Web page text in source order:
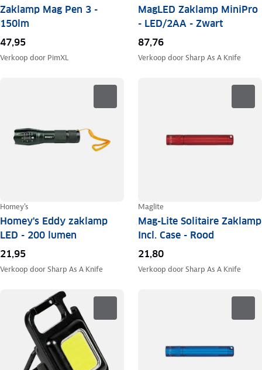
Zaklamp Mag Pen 3 -
150lm
47,95
Verkoop door PimXL
MagLED Zaklamp MiniPro
- LED/2AA - Zwart
87,76
Verkoop doorSharp As A Knife
Homey's
Homey's Eddy zaklamp
LED - 200 lumen
21,95
Verkoop doorSharp As A Knife
Maglite
Mag-Lite Solitaire Zaklamp
Incl. Case - Rood
21,80
Verkoop doorSharp As A Knife